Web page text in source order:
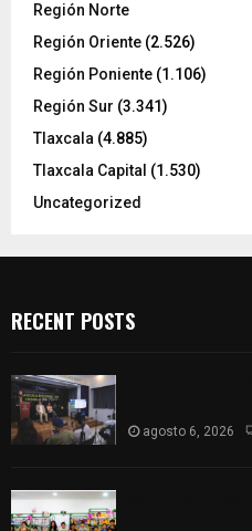
Región Norte
Región Oriente (2.526)
Región Poniente (1.106)
Región Sur (3.341)
Tlaxcala (4.885)
Tlaxcala Capital (1.530)
Uncategorized
RECENT POSTS
agosto 6, 2026